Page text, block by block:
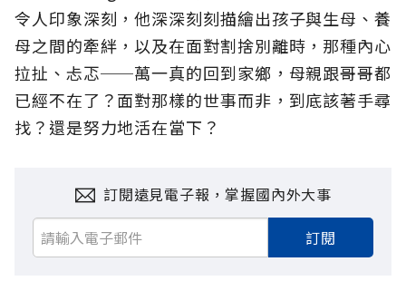
令人印象深刻，他深深刻刻描繪出孩子與生母、養
母之間的牽絆，以及在面對割捨別離時，那種內心
拉扯、忐忑──萬一真的回到家鄉，母親跟哥哥都
已經不在了？面對那樣的世事而非，到底該著手尋
找？還是努力地活在當下？
訂閱遠見電子報，掌握國內外大事
訂閱